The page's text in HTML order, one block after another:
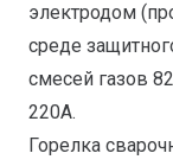
электродом
среде
смесей газов
220А.
Горелка